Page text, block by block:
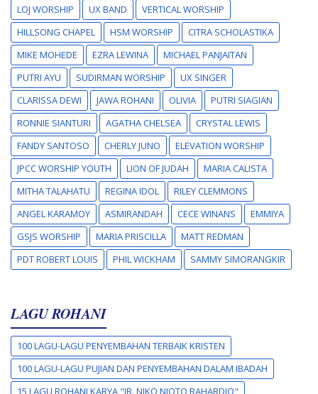
LOJ WORSHIP
UX BAND
VERTICAL WORSHIP
HILLSONG CHAPEL
HSM WORSHIP
CITRA SCHOLASTIKA
MIKE MOHEDE
EZRA LEWINA
MICHAEL PANJAITAN
PUTRI AYU
SUDIRMAN WORSHIP
UX SINGER
CLARISSA DEWI
JAWA ROHANI OLIVIA
PUTRI SIAGIAN
RONNIE SIANTURI
AGATHA CHELSEA
CRYSTAL LEWIS
FANDY SANTOSO
CHERLY JUNO
ELEVATION WORSHIP
JPCC WORSHIP YOUTH
LION OF JUDAH
MARIA CALISTA
MITHA TALAHATU
REGINA IDOL
RILEY CLEMMONS
ANGEL KARAMOY
ASMIRANDAH CECE WINANS
EMMIYA
GSJS WORSHIP
MARIA PRISCILLA
MATT REDMAN
PDT ROBERT LOUIS
PHIL WICKHAM SAMMY SIMORANGKIR
LAGU ROHANI
100 LAGU-LAGU PENYEMBAHAN TERBAIK KRISTEN
100 LAGU-LAGU PUJIAN DAN PENYEMBAHAN DALAM IBADAH
15 LAGU ROHANI KARYA "IR. NIKO NJOTO RAHARDJO"